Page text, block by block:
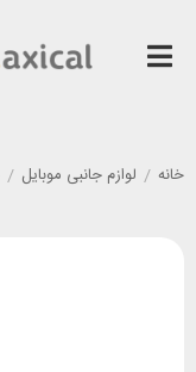
خانه / لوازم جانبی موبایل /